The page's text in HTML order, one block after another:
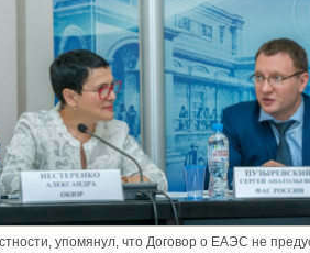
упомянул, что Договор о ЕАЭС не